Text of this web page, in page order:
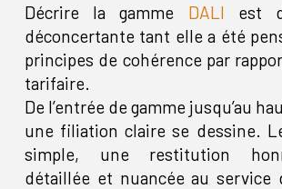
Décrire la gamme DALI est
déconcertante tant elle a été
principes de cohérence par
tarifaire.
De l’entrée de gamme jusqu’au
une filiation claire se dessine.
simple, une restitution
détaillée et nuancée au service